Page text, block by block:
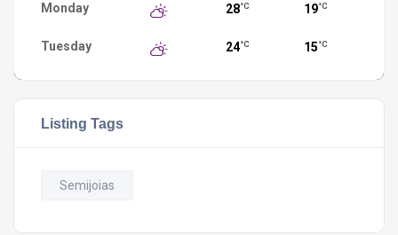
Monday 28°C 19°C
Tuesday 24°C 15 °C
Listing Tags
Semijoias